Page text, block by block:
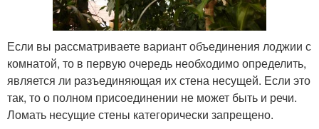
Если вы рассматриваете вариант объединения лоджии с
комнатой, то в первую очередь необходимо определить,
является ли разъединяющая их стена несущей. Если это
так, то о полном присоединении не может быть и речи.
Ломать несущие стены категорически запрещено.